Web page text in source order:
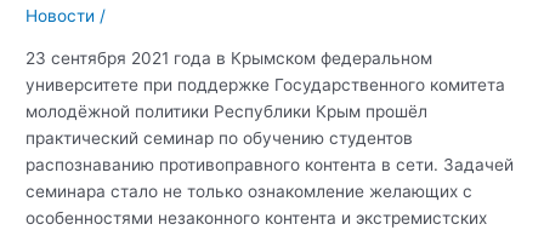
Новости /
23 сентября 2021 года в Крымском федеральном
университете при поддержке Государственного комитета
молодёжной политики Республики Крым прошёл
практический семинар по обучению студентов
распознаванию противоправного контента в сети. Задачей
семинара стало не только ознакомление желающих с
особенностями незаконного контента и экстремистских